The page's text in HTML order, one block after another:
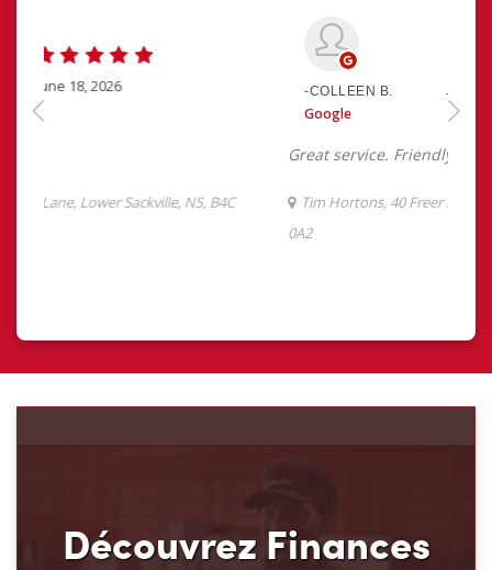
Découvrez Finances